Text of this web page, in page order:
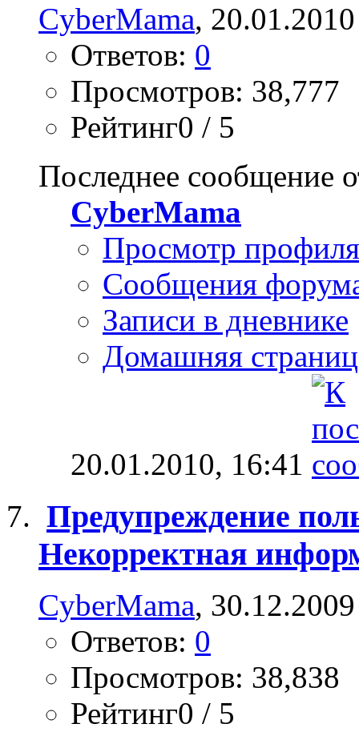
CyberMama,
Ответов: 0
Просмотров: 38,777
Рейтинг0 / 5
Последнее сообщение
CyberMama
Просмотр профиля
Сообщения
Записи в дневнике
Домашняя
20.01.2010, 16:41
Предупреждение
Некорректная
CyberMama,
Ответов: 0
Просмотров: 38,838
Рейтинг0 / 5